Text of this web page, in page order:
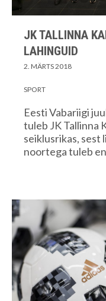
JK TALLINNA
LAHINGUID
2. MÄRTS 2018
SPORT
Eesti Vabariigi
tuleb JK Tallinna
seiklusrikas, sest
noortega tuleb